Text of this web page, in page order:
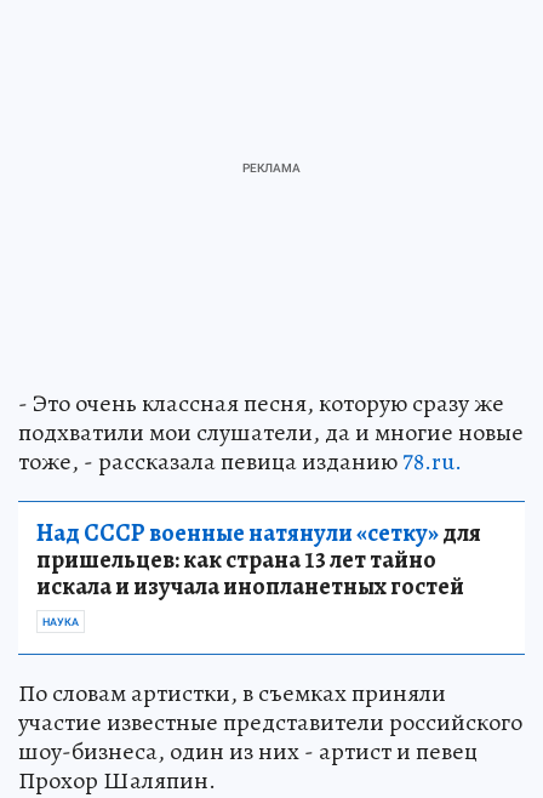
- Это очень классная песня, которую сразу же
подхватили мои слушатели, да и многие новые
тоже, - рассказала певица изданию78.ru.
Над СССР военные натянули «сетку»для
пришельцев: как страна 13 лет тайно
искала и изучала инопланетных гостей
НАУКА
По словам артистки, в съемках приняли
участие известные представители российского
шоу-бизнеса, один из них - артист и певец
Прохор Шаляпин.